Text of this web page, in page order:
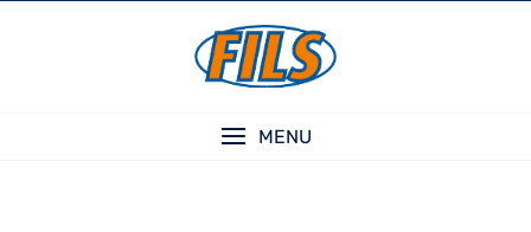
MENU